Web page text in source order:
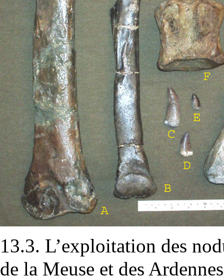
13.3. L’exploitation des
de la Meuse et des